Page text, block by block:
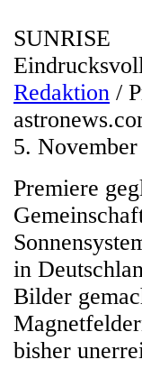
SUNRISE
Redaktion /
5. November
Premiere
in
Bilder
bisher